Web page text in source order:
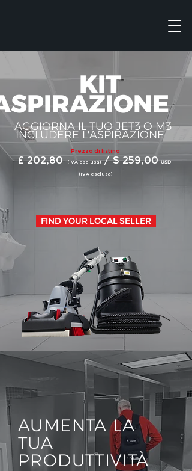
Prezzo di listino
£ 202,80 (IVA esclusa) / $ 259,00 USD
(IVA esclusa)
FIND YOUR LOCAL SELLER
KIT
AGGIORNA IL TUO JET3 O M3
INCLUDERE L'ASPIRAZIONE
AUMENTA LA
TUA
PRODUTTIVITÀ